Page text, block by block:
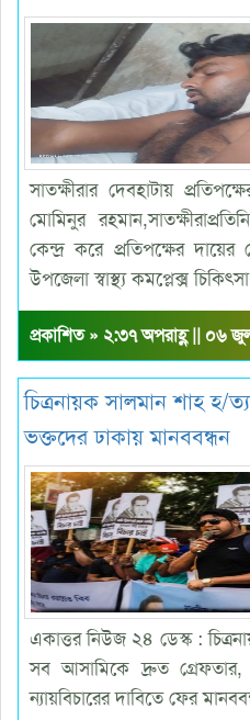
সাতক্ষীরার দেবহাটায়
মোমিনুর
কেন্দ্র করে প্রতিপক্ষের
উপজেলা স্বাস্থ্য কমপ্লেক্স
প্রকাশিত » ২:৩৭ অপরাহ্ণ || ০৬
চিত্রনায়ক সালমান শাহ হ/
ভক্তদের ঢাকায় মানববন্ধন
একাত্তর নিউজ ২৪ ডেস্ক :
সব আসামিকে দ্রুত
ন্যায়বিচারের দাবিতে ফের